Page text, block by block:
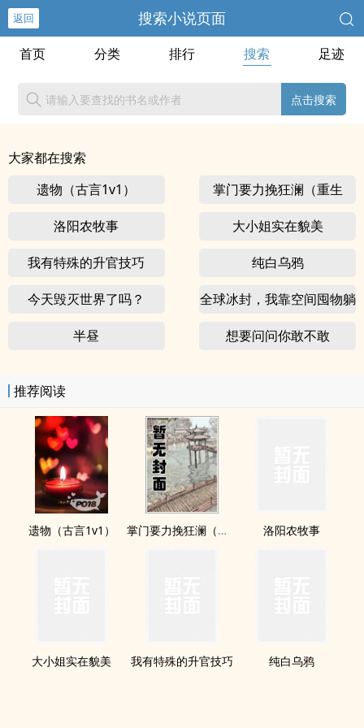
返回 搜索小说页面
首页 分类 排行 搜索 足迹
点击搜索
大家都在搜索
遗物（古言1v1）
掌门要力挽狂澜（重生
NPH)
洛阳农牧事 大小姐实在貌美
我有特殊的升官技巧 纯白乌鸦
今天毁灭世界了吗？
全球冰封，我靠空间囤物躺
平
半昼 想要问问你敢不敢
推荐阅读
遗物（古言1v1） 掌门要力挽狂澜（重生NPH) 洛阳农牧事
大小姐实在貌美 我有特殊的升官技巧 纯白乌鸦